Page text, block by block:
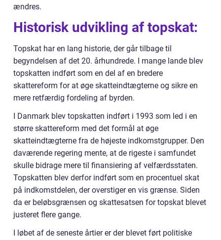
ændres.
Historisk udvikling af topskat:
Topskat har en lang historie, der går tilbage til
begyndelsen af det 20. århundrede. I mange lande blev
topskatten indført som en del af en bredere
skattereform for at øge skatteindtægterne og sikre en
mere retfærdig fordeling af byrden.
I Danmark blev topskatten indført i 1993 som led i en
større skattereform med det formål at øge
skatteindtægterne fra de højeste indkomstgrupper. Den
daværende regering mente, at de rigeste i samfundet
skulle bidrage mere til finansiering af velfærdsstaten.
Topskatten blev derfor indført som en procentuel skat
på indkomstdelen, der overstiger en vis grænse. Siden
da er beløbsgrænsen og skattesatsen for topskat blevet
justeret flere gange.
I løbet af de seneste årtier er der blevet ført politiske